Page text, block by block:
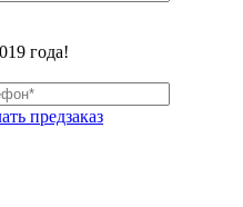
года!
предзаказ